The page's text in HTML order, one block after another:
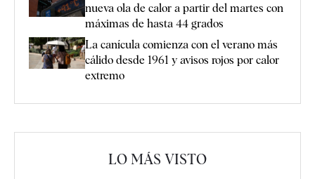
nueva ola de calor a partir del martes con
máximas de hasta 44 grados
La canícula comienza con el verano más
cálido desde 1961 y avisos rojos por calor
extremo
LO MÁS VISTO